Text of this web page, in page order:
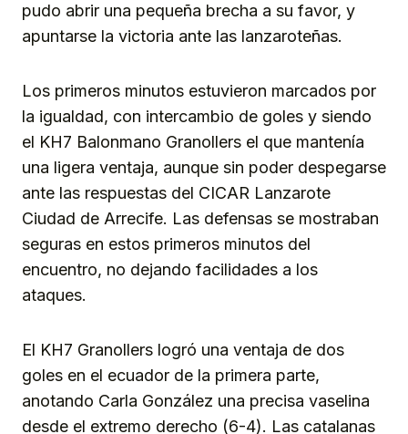
pudo abrir una pequeña brecha a su favor, y
apuntarse la victoria ante las lanzaroteñas.
Los primeros minutos estuvieron marcados por
la igualdad, con intercambio de goles y siendo
el KH7 Balonmano Granollers el que mantenía
una ligera ventaja, aunque sin poder despegarse
ante las respuestas del CICAR Lanzarote
Ciudad de Arrecife. Las defensas se mostraban
seguras en estos primeros minutos del
encuentro, no dejando facilidades a los
ataques.
El KH7 Granollers logró una ventaja de dos
goles en el ecuador de la primera parte,
anotando Carla González una precisa vaselina
desde el extremo derecho (6-4). Las catalanas